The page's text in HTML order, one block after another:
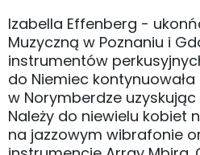
Izabella Effenberg -
Muzyczną w Poznaniu i
instrumentów
do Niemiec
w Norymberdze
Należy do niewielu kobiet
na jazzowym wibrafonie